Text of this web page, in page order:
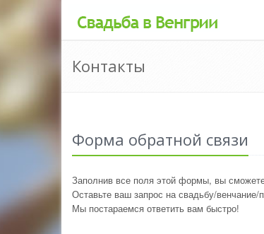
Контакты
Форма обратной связи
Заполнив все поля этой формы, вы
Оставьте ваш запрос на свадьбу/
Мы постараемся ответить вам быстро!